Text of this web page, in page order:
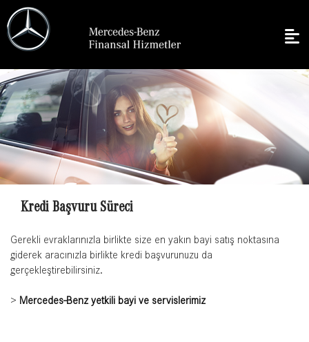
Kredi Başvuru Süreci
Gerekli evraklarınızla birlikte size en yakın bayi satış noktasına
giderek aracınızla birlikte kredi başvurunuzu da
gerçekleştirebilirsiniz.
> Mercedes-Benz yetkili bayi ve servislerimiz